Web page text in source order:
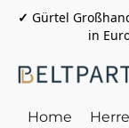
✓ Gürtel
in
Home